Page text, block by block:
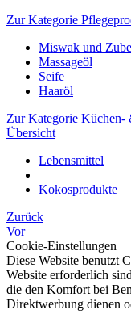
Zur Kategorie
Miswak und
Massageöl
Seife
Haaröl
Zur Kategorie Küchen-
Übersicht
Lebensmittel
Kokosprodukte
Zurück
Vor
Cookie-Einstellungen
Diese Website benutzt
Website erforderlich
die den Komfort bei
Direktwerbung dienen